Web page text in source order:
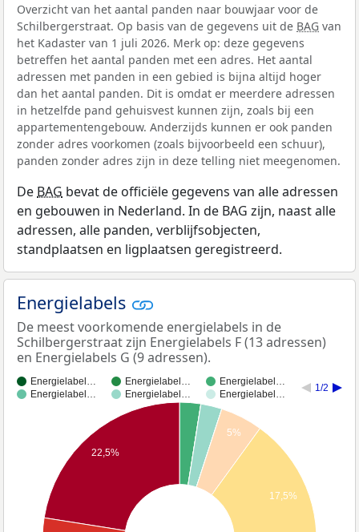
Overzicht van het aantal panden naar bouwjaar voor de
Schilbergerstraat. Op basis van de gegevens uit de BAG van
het Kadaster van 1 juli 2026. Merk op: deze gegevens
betreffen het aantal panden met een adres. Het aantal
adressen met panden in een gebied is bijna altijd hoger
dan het aantal panden. Dit is omdat er meerdere adressen
in hetzelfde pand gehuisvest kunnen zijn, zoals bij een
appartementengebouw. Anderzijds kunnen er ook panden
zonder adres voorkomen (zoals bijvoorbeeld een schuur),
panden zonder adres zijn in deze telling niet meegenomen.
De BAG bevat de officiële gegevens van alle adressen
en gebouwen in Nederland. In de BAG zijn, naast alle
adressen, alle panden, verblijfsobjecten,
standplaatsen en ligplaatsen geregistreerd.
Energielabels
De meest voorkomende energielabels in de
Schilbergerstraat zijn Energielabels F (13 adressen)
en Energielabels G (9 adressen).
Energielabel… Energielabel…
Energielabel…
Energielabel…
Energielabel… Energielabel…
1/2
5%
17,5%
22,5%